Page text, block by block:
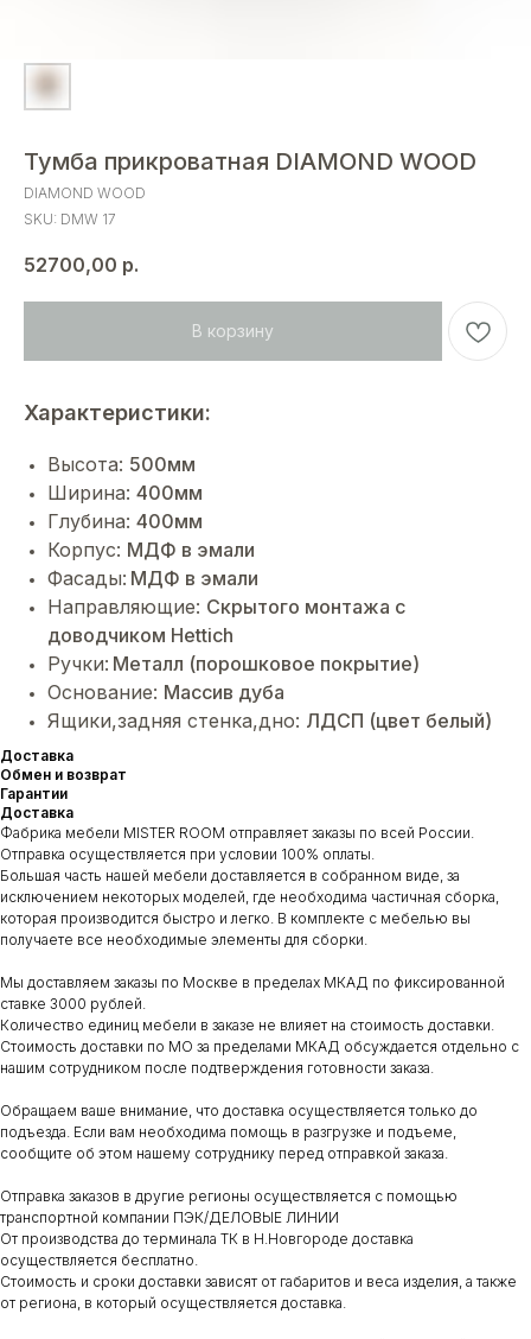
Тумба прикроватная DIAMOND WOOD
DIAMOND WOOD
SKU: DMW 17
52700,00 р.
В корзину
Характеристики:
Высота: 500мм
Ширина: 400мм
Глубина: 400мм
Корпус: МДФ в эмали
Фасады: МДФ в эмали
Направляющие: Cкрытого монтажа с
доводчиком Hettich
Ручки: Металл (порошковое покрытие)
Основание: Массив дуба
Ящики,задняя стенка,дно: ЛДСП (цвет белый)
Доставка
Обмен и возврат
Гарантии
Доставка
Фабрика мебели MISTER ROOM отправляет заказы по всей России.
Отправка осуществляется при условии 100% оплаты.
Большая часть нашей мебели доставляется в собранном виде, за
исключением некоторых моделей, где необходима частичная сборка,
которая производится быстро и легко. В комплекте с мебелью вы
получаете все необходимые элементы для сборки.
Мы доставляем заказы по Москве в пределах МКАД по фиксированной
ставке 3000 рублей.
Количество единиц мебели в заказе не влияет на стоимость доставки.
Стоимость доставки по МО за пределами МКАД обсуждается отдельно с
нашим сотрудником после подтверждения готовности заказа.
Обращаем ваше внимание, что доставка осуществляется только до
подъезда. Если вам необходима помощь в разгрузке и подъеме,
сообщите об этом нашему сотруднику перед отправкой заказа.
Отправка заказов в другие регионы осуществляется с помощью
транспортной компании ПЭК/ДЕЛОВЫЕ ЛИНИИ
От производства до терминала ТК в Н.Новгороде доставка
осуществляется бесплатно.
Стоимость и сроки доставки зависят от габаритов и веса изделия, а также
от региона, в который осуществляется доставка.